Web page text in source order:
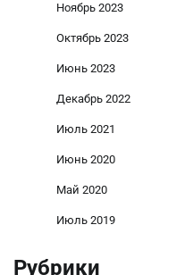
Ноябрь 2023
Октябрь 2023
Июнь 2023
Декабрь 2022
Июль 2021
Июнь 2020
Май 2020
Июль 2019
Рубрики